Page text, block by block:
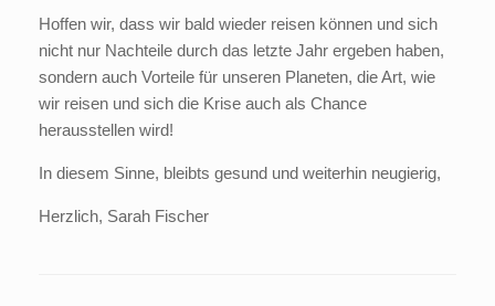
Hoffen wir, dass wir bald wieder reisen können und sich
nicht nur Nachteile durch das letzte Jahr ergeben haben,
sondern auch Vorteile für unseren Planeten, die Art, wie
wir reisen und sich die Krise auch als Chance
herausstellen wird!
In diesem Sinne, bleibts gesund und weiterhin neugierig,
Herzlich, Sarah Fischer